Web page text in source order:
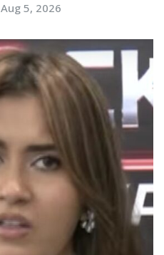
Aug 5, 2026